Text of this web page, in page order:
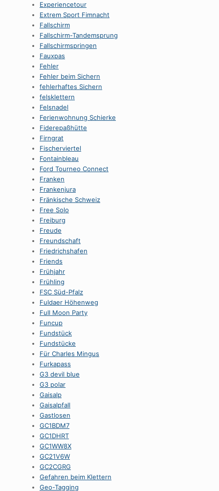
Experiencetour
Extrem Sport Fimnacht
Fallschirm
Fallschirm-Tandemsprung
Fallschirmspringen
Fauxpas
Fehler
Fehler beim Sichern
fehlerhaftes Sichern
felsklettern
Felsnadel
Ferienwohnung Schierke
Fiderepaßhütte
Firngrat
Fischerviertel
Fontainbleau
Ford Tourneo Connect
Franken
Frankenjura
Fränkische Schweiz
Free Solo
Freiburg
Freude
Freundschaft
Friedrichshafen
Friends
Frühjahr
Frühling
FSC Süd-Pfalz
Fuldaer Höhenweg
Full Moon Party
Funcup
Fundstück
Fundstücke
Für Charles Mingus
Furkapass
G3 devil blue
G3 polar
Gaisalp
Gaisalpfall
Gastlosen
GC1BDM7
GC1DHRT
GC1WW8X
GC21V6W
GC2CGRG
Gefahren beim Klettern
Geo-Tagging